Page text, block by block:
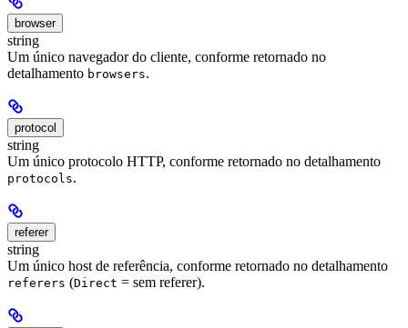
browser
string
Um único navegador do cliente, conforme retornado no
detalhamento browsers.
protocol
string
Um único protocolo HTTP, conforme retornado no detalhamento
protocols.
referer
string
Um único host de referência, conforme retornado no detalhamento
referers (Direct = sem referer).